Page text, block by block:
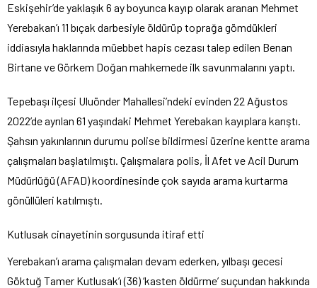
Eskişehir’de yaklaşık 6 ay boyunca kayıp olarak aranan Mehmet
Yerebakan’ı 11 bıçak darbesiyle öldürüp toprağa gömdükleri
iddiasıyla haklarında müebbet hapis cezası talep edilen Benan
Birtane ve Görkem Doğan mahkemede ilk savunmalarını yaptı.
Tepebaşı ilçesi Uluönder Mahallesi’ndeki evinden 22 Ağustos
2022’de ayrılan 61 yaşındaki Mehmet Yerebakan kayıplara karıştı.
Şahsın yakınlarının durumu polise bildirmesi üzerine kentte arama
çalışmaları başlatılmıştı. Çalışmalara polis, İl Afet ve Acil Durum
Müdürlüğü (AFAD) koordinesinde çok sayıda arama kurtarma
gönüllüleri katılmıştı.
Kutlusak cinayetinin sorgusunda itiraf etti
Yerebakan’ı arama çalışmaları devam ederken, yılbaşı gecesi
Göktuğ Tamer Kutlusak’ı (36) ‘kasten öldürme’ suçundan hakkında